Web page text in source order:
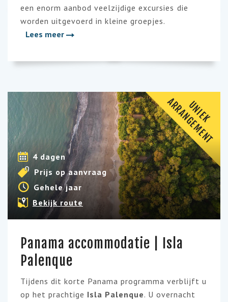
een enorm aanbod veelzijdige excursies die
worden uitgevoerd in kleine groepjes.
Lees meer
U
N
I
E
K
A
R
R
A
N
G
E
M
E
N
T
4 dagen
Prijs op aanvraag
Gehele jaar
Bekijk route
Panama accommodatie | Isla
Palenque
Tijdens dit korte Panama programma verblijft u
op het prachtige Isla Palenque. U overnacht